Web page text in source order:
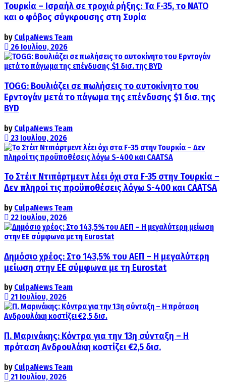
Τουρκία – Ισραήλ σε τροχιά ρήξης: Τα F-35, το ΝΑΤΟ
και ο φόβος σύγκρουσης στη Συρία
by CulpaNews Team
26 Ιουλίου, 2026
TOGG: Βουλιάζει σε πωλήσεις το αυτοκίνητο του
Ερντογάν μετά το πάγωμα της επένδυσης $1 δισ. της
BYD
by CulpaNews Team
23 Ιουλίου, 2026
Το Στέιτ Ντιπάρτμεντ λέει όχι στα F-35 στην Τουρκία –
Δεν πληροί τις προϋποθέσεις λόγω S-400 και CAATSA
by CulpaNews Team
22 Ιουλίου, 2026
Δημόσιο χρέος: Στο 143,5% του ΑΕΠ – Η μεγαλύτερη
μείωση στην ΕΕ σύμφωνα με τη Eurostat
by CulpaNews Team
21 Ιουλίου, 2026
Π. Μαρινάκης: Κόντρα για την 13η σύνταξη – Η
πρόταση Ανδρουλάκη κοστίζει €2,5 δισ.
by CulpaNews Team
21 Ιουλίου, 2026